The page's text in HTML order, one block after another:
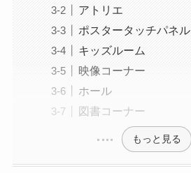
アトリエ
ポスタータッチパネル
キッズルーム
映像コーナー
ホール
図書コーナー
もっと見る